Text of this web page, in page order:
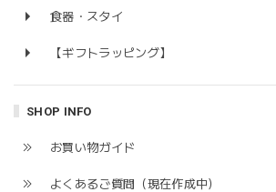
食器・スタイ
【ギフトラッピング】
SHOP INFO
お買い物ガイド
よくあるご質問（現在作成中）